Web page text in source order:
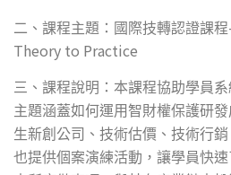
二、課程主題：國際技轉認證課程
Theory to Practice
三、課程說明：本課程協助學員
主題涵蓋如何運用智財權保護研
生新創公司、技術估價、技術行
也提供個案演練活動，讓學員快